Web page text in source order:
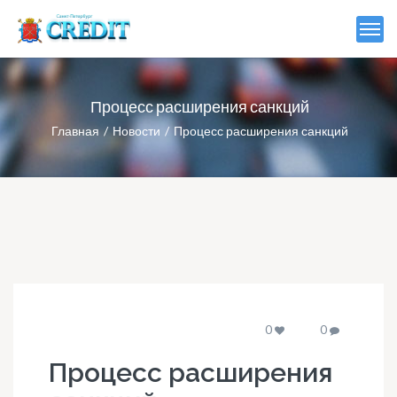
Процесс расширения санкций
Главная Новости Процесс расширения санкций
0 0
Процесс расширения